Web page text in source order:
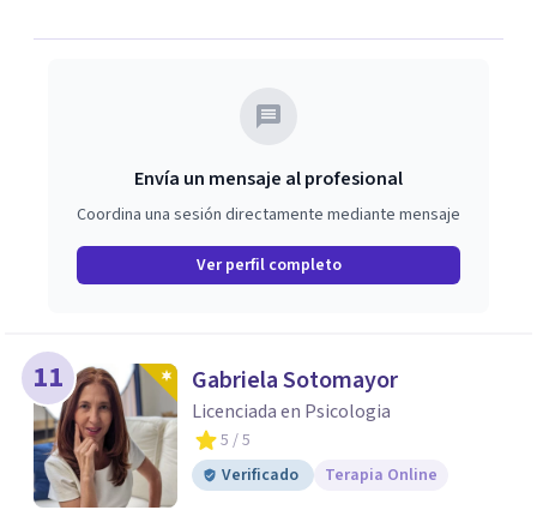
Envía un mensaje al profesional
Coordina una sesión directamente mediante mensaje
Ver perfil completo
11 Gabriela Sotomayor
Licenciada en Psicologia
5 / 5
Verificado
Terapia Online